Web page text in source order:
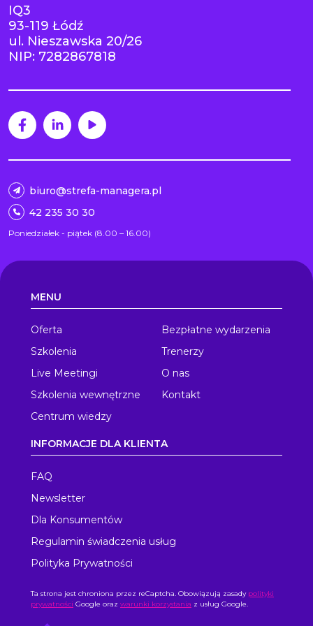
IQ3
93-119 Łódź
ul. Nieszawska 20/26
NIP: 7282867818
biuro@strefa-managera.pl
42 235 30 30
Poniedziałek - piątek (8.00 – 16.00)
MENU
Oferta
Szkolenia
Live Meetingi
Szkolenia wewnętrzne
Centrum wiedzy
Bezpłatne wydarzenia
Trenerzy
O nas
Kontakt
INFORMACJE DLA KLIENTA
FAQ
Newsletter
Dla Konsumentów
Regulamin świadczenia usług
Polityka Prywatności
Ta strona jest chroniona przez reCaptcha. Obowiązują zasady polityki
prywatności Google oraz warunki korzystania z usług Google.